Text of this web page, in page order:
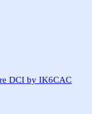
DCI by IK6CAC